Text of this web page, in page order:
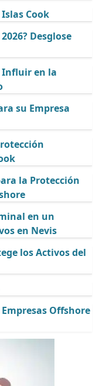
Cook
Desglose
Influir en la
su Empresa
la Protección
en un
en Nevis
los Activos del
Offshore